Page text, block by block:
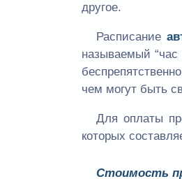
другое.
Расписание
называемый
чем могут быть
Для оплаты
которых
Стоимость